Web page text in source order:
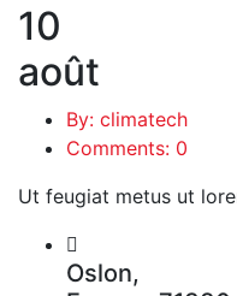
10
août
By: climatech
Comments: 0
Ut feugiat metus ut
Oslon,